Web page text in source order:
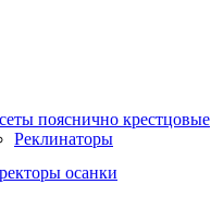
пояснично крестцовые
Реклинаторы
осанки